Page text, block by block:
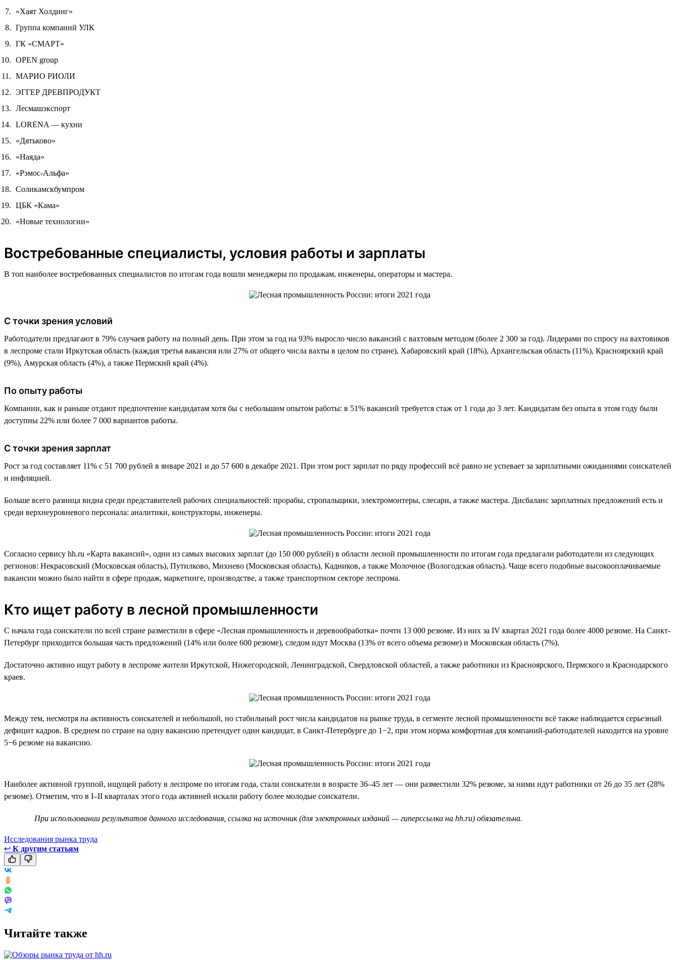
«Хаят Холдинг»
Группа компаний УЛК
ГК «СМАРТ»
OPEN group
МАРИО РИОЛИ
ЭГГЕР ДРЕВПРОДУКТ
Лесмашэкспорт
LORENA — кухни
«Дятьково»
«Наяда»
«Рэмос-Альфа»
Соликамскбумпром
ЦБК «Кама»
«Новые технологии»
Востребованные специалисты, условия работы и зарплаты
В топ наиболее востребованных специалистов по итогам года вошли менеджеры по продажам, инженеры, операторы и мастера.
С точки зрения условий
Работодатели предлагают в 79% случаев работу на полный день. При этом за год на 93% выросло число вакансий с вахтовым методом (более 2 300 за год). Лидерами по спросу на вахтовиков
в леспроме стали Иркутская область (каждая третья вакансия или 27% от общего числа вахты в целом по стране), Хабаровский край (18%), Архангельская область (11%), Красноярский край
(9%), Амурская область (4%), а также Пермский край (4%).
По опыту работы
Компании, как и раньше отдают предпочтение кандидатам хотя бы с небольшим опытом работы: в 51% вакансий требуется стаж от 1 года до 3 лет. Кандидатам без опыта в этом году были
доступны 22% или более 7 000 вариантов работы.
С точки зрения зарплат
Рост за год составляет 11% с 51 700 рублей в январе 2021 и до 57 600 в декабре 2021. При этом рост зарплат по ряду профессий всё равно не успевает за зарплатными ожиданиями соискателей
и инфляцией.
Больше всего разница видна среди представителей рабочих специальностей: прорабы, стропальщики, электромонтеры, слесари, а также мастера. Дисбаланс зарплатных предложений есть и
среди верхнеуровневого персонала: аналитики, конструкторы, инженеры.
Согласно сервису hh.ru «Карта вакансий», одни из самых высоких зарплат (до 150 000 рублей) в области лесной промышленности по итогам года предлагали работодатели из следующих
регионов: Некрасовский (Московская область), Путилково, Михнево (Московская область), Кадников, а также Молочное (Вологодская область). Чаще всего подобные высокооплачиваемые
вакансии можно было найти в сфере продаж, маркетинге, производстве, а также транспортном секторе леспрома.
Кто ищет работу в лесной промышленности
С начала года соискатели по всей стране разместили в сфере «Лесная промышленность и деревообработка» почти 13 000 резюме. Из них за IV квартал 2021 года более 4000 резюме. На Санкт-
Петербург приходится большая часть предложений (14% или более 600 резюме), следом идут Москва (13% от всего объема резюме) и Московская область (7%).
Достаточно активно ищут работу в леспроме жители Иркутской, Нижегородской, Ленинградской, Свердловской областей, а также работники из Красноярского, Пермского и Краснодарского
краев.
Между тем, несмотря на активность соискателей и небольшой, но стабильный рост числа кандидатов на рынке труда, в сегменте лесной промышленности всё также наблюдается серьезный
дефицит кадров. В среднем по стране на одну вакансию претендует один кандидат, в Санкт-Петербурге до 1−2, при этом норма комфортная для компаний-работодателей находится на уровне
5−6 резюме на вакансию.
Наиболее активной группой, ищущей работу в леспроме по итогам года, стали соискатели в возрасте 36–45 лет — они разместили 32% резюме, за ними идут работники от 26 до 35 лет (28%
резюме). Отметим, что в I–II кварталах этого года активней искали работу более молодые соискатели.
При использовании результатов данного исследования, ссылка на источник (для электронных изданий — гиперссылка на hh.ru) обязательна.
Исследования рынка труда
↩ К другим статьям
Читайте также